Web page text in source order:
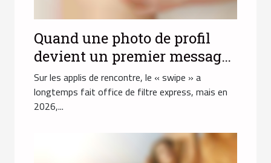
Quand une photo de profil
devient un premier message
sans mot
Sur les applis de rencontre, le « swipe » a
longtemps fait office de filtre express, mais en
2026,...